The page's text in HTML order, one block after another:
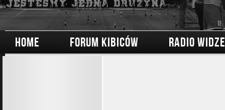
HOME FORUM KIBICÓW RADIO